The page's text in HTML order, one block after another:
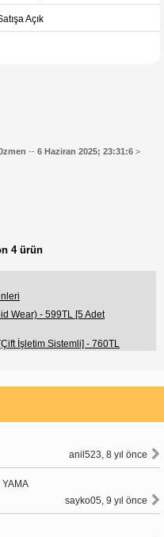
Açık
-- 6 Haziran 2025; 23:31:6 >
4 ürün
Wear) - 599TL [5 Adet
İşletim Sistemli] - 760TL
anil523, 8 yıl önce
sayko05, 9 yıl önce